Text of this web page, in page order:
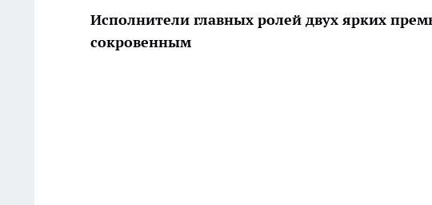
Исполнители главных ролей двух ярких
сокровенным